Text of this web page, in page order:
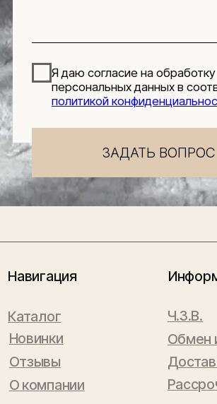
коллекциях, поступлениях и интересных
обзорах товаров для интерьера
Я даю согласие на обработку персональных данных в
соответствии сполитикой конфиденциальности